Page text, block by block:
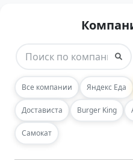
Все компании Яндекс Еда
Достависта Burger King
Самокат